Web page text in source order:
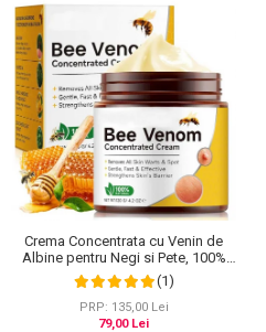
Crema Concentrata cu Venin de
Albine pentru Negi si Pete, 100%
Naturala, 120 g
(1)
PRP: 135,00 Lei
79,00 Lei